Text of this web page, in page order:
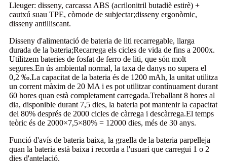
Lleuger: disseny, carcassa ABS (acrilonitril butadiè estirè) +
cautxú suau TPE, còmode de subjectar;disseny ergonòmic,
disseny antilliscant.
Disseny d'alimentació de bateria de liti recarregable, llarga
durada de la bateria;Recarrega els cicles de vida de fins a 2000x.
Utilitzem bateries de fosfat de ferro de liti, que són molt
segures.En ús ambiental normal, la taxa de danys no supera el
0,2 ‰.La capacitat de la bateria és de 1200 mAh, la unitat utilitza
un corrent màxim de 20 MA i es pot utilitzar contínuament durant
60 hores quan està completament carregada.Treballant 8 hores al
dia, disponible durant 7,5 dies, la bateria pot mantenir la capacitat
del 80% després de 2000 cicles de càrrega i descàrrega.El temps
teòric és de 2000×7,5×80% = 12000 dies, més de 30 anys.
Funció d'avís de bateria baixa, la graella de la bateria parpelleja
quan la bateria està baixa i recorda a l'usuari que carregui 1 o 2
dies d'antelació.